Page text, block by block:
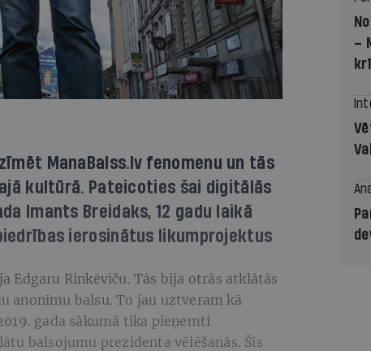
ManaBalss.lv fenomenu un tās
kultūrā. Pateicoties šai digitālās
Imants Breidaks, 12 gadu laikā
ierosinātus likumprojektus
Edgaru Rinkēviču. Tās bija otrās atklātās
anonīmu balsu. To jau uztveram kā
gada sākumā tika pieņemti
balsojumu prezidenta vēlēšanās. Šīs
–